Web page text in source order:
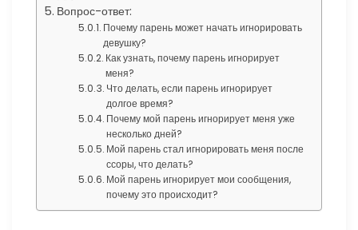
Вопрос-ответ:
Почему парень может начать игнорировать
девушку?
Как узнать, почему парень игнорирует
меня?
Что делать, если парень игнорирует
долгое время?
Почему мой парень игнорирует меня уже
несколько дней?
Мой парень стал игнорировать меня после
ссоры, что делать?
Мой парень игнорирует мои сообщения,
почему это происходит?